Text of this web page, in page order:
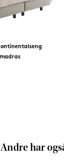
Andre har